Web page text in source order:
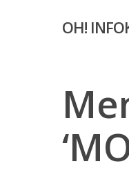
OH!